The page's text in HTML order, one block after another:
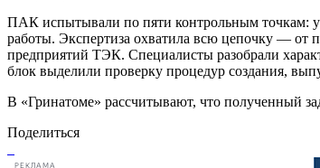
ПАК испытывали по пяти контрольным точкам:
работы. Экспертиза охватила всю цепочку — от
предприятий ТЭК. Специалисты разобрали
блок выделили проверку процедур создания,
В «Гринатоме» рассчитывают, что полученный
Поделиться
РЕКЛАМА